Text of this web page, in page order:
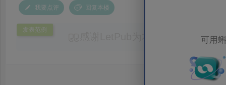
可用
我要点评 回复本楼
发表范例
感谢LetPub为本论文提供专业
效应及界面电荷传输等研究内容，
论述逻辑进行了系统梳理，使研究